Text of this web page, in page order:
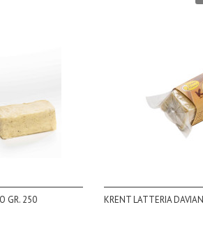
GR. 250 KRENT LATTERIA